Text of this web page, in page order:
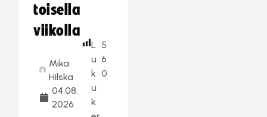
toisella
viikolla
Mika
Hilska
04.08.
2026
L
u
k
u
k
5
6
0